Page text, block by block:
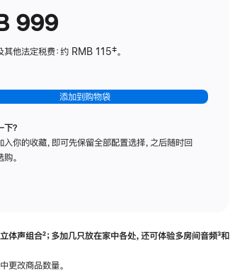
999
其他法定税费：约 RMB 115‡。
添加到购物袋
？
入你的收藏，即可先保留全部配置选择，之后随时回
。
体声组合脚
²；多加几只放在家中各处，还可体验多‍房‍间音频脚
³和
更改商品数量。